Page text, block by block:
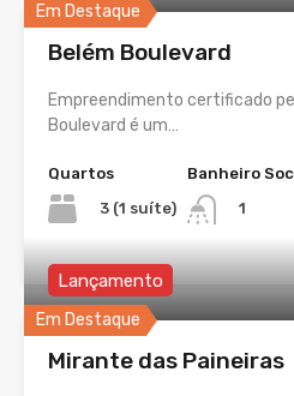
Em Destaque
Belém Boulevard
Empreendimento certificado
Boulevard é um…
Quartos
3 (1 suíte)
Banheiro
1
Em Destaque
Lançamento
Mirante das Paineiras